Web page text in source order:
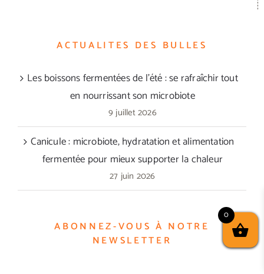
ACTUALITES DES BULLES
Les boissons fermentées de l’été : se rafraîchir tout
en nourrissant son microbiote
9 juillet 2026
Canicule : microbiote, hydratation et alimentation
fermentée pour mieux supporter la chaleur
27 juin 2026
ABONNEZ-VOUS À NOTRE
NEWSLETTER
0